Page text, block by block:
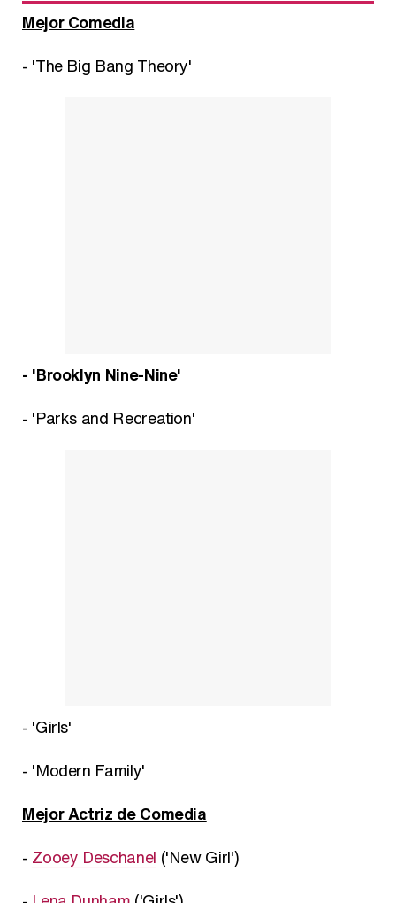
Mejor Comedia
- 'The Big Bang Theory'
- 'Brooklyn Nine-Nine'
- 'Parks and Recreation'
- 'Girls'
- 'Modern Family'
Mejor Actriz de Comedia
- Zooey Deschanel ('New Girl')